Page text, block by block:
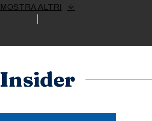
MOSTRA ALTRI
Insider